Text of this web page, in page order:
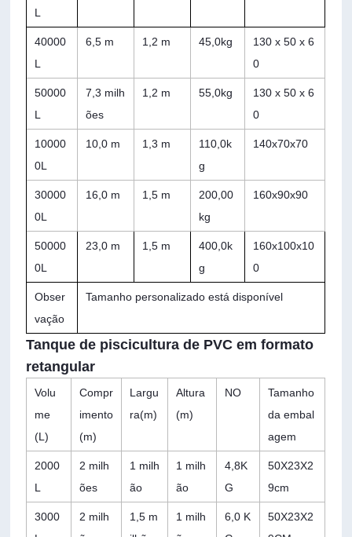
L
40000
L
6,5 m 1,2 m 45,0kg
130 x 50 x 6
0
50000
L
7,3 milh
ões
1,2 m 55,0kg
130 x 50 x 6
0
10000
0L
10,0 m 1,3 m
110,0k
g
140x70x70
30000
0L
16,0 m 1,5 m
200,00
kg
160x90x90
50000
0L
23,0 m 1,5 m
400,0k
g
160x100x10
0
Obser
vação
Tamanho personalizado está disponível
Tanque de piscicultura de PVC em formato
retangular
Volu
me
(L)
Compr
imento
(m)
Largu
ra(m)
Altura
(m)
NO
Tamanho
da embal
agem
2000
L
2 milh
ões
1 milh
ão
1 milh
ão
4,8K
G
50X23X2
9cm
3000
2 milh
1,5 m
1 milh
6,0 K
50X23X2